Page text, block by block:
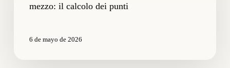
mezzo: il calcolo dei punti
6 de mayo de 2026